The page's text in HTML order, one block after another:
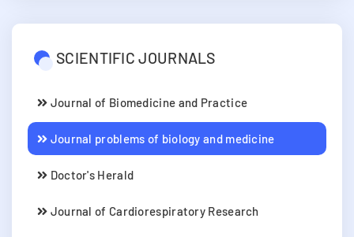
SCIENTIFIC JOURNALS
Journal of Biomedicine and Practice
Journal problems of biology and medicine
Doctor's Herald
Journal of Cardiorespiratory Research